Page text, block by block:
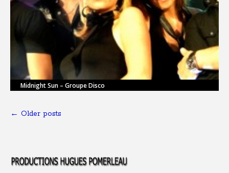
Midnight Sun – Groupe Disco
← Older posts